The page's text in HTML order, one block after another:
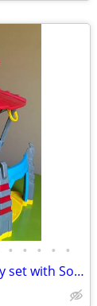
• • • • •
PAW Patrol, Dino Rescue HQ Play set with Sounds, Rex Figure